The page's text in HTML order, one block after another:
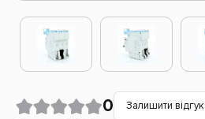
0 Залишити відгук